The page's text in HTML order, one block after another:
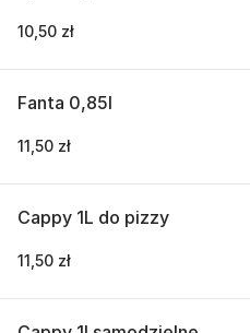
10,50 zł
Fanta 0,85l
11,50 zł
Cappy 1L do pizzy
11,50 zł